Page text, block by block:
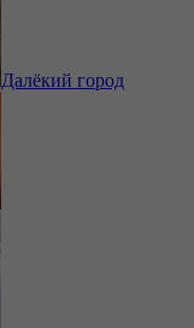
Далёкий город